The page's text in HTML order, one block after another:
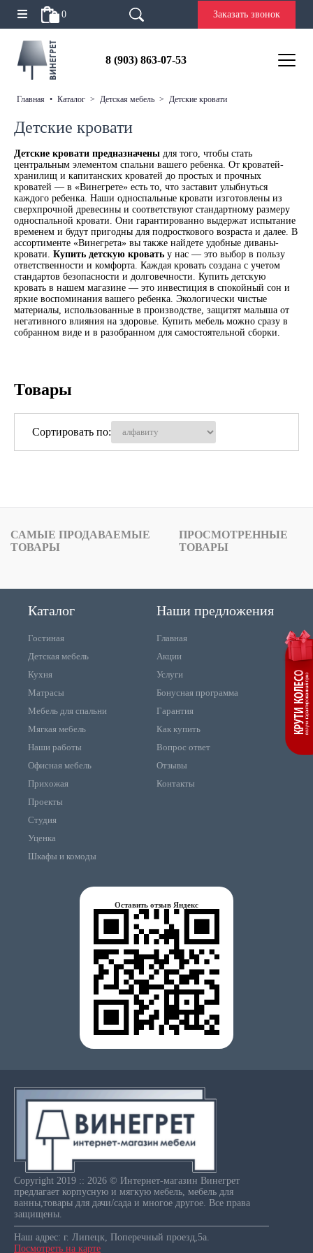
0 Заказать звонок
8 (903) 863-07-53
главная • каталог > детская мебель > детские кровати
Детские кровати
Детские кровати предназначены для того, чтобы стать
центральным элементом спальни вашего ребенка. От кроватей-
хранилищ и капитанских кроватей до простых и прочных
кроватей — в «Винегрете» есть то, что заставит улыбнуться
каждого ребенка. Наши односпальные кровати изготовлены из
сверхпрочной древесины и соответствуют стандартному размеру
односпальной кровати. Они гарантированно выдержат испытание
временем и будут пригодны для подросткового возраста и далее. В
ассортименте «Винегрета» вы также найдете удобные диваны-
кровати. Купить детскую кровать у нас — это выбор в пользу
ответственности и комфорта. Каждая кровать создана с учетом
стандартов безопасности и долговечности. Купить детскую
кровать в нашем магазине — это инвестиция в спокойный сон и
яркие воспоминания вашего ребенка. Экологически чистые
материалы, использованные в производстве, защитят малыша от
негативного влияния на здоровье. Купить мебель можно сразу в
собранном виде и в разобранном для самостоятельной сборки.
Товары
Сортировать по:
САМЫЕ ПРОДАВАЕМЫЕ
ТОВАРЫ
ПРОСМОТРЕННЫЕ
ТОВАРЫ
Каталог
Гостиная
Детская мебель
Кухня
Матрасы
Мебель для спальни
Мягкая мебель
Наши работы
Офисная мебель
Прихожая
Проекты
Студия
Уценка
Шкафы и комоды
Наши предложения
Главная
Акции
Услуги
Бонусная программа
Гарантия
Как купить
Вопрос ответ
Отзывы
Контакты
Оставить отзыв Яндекс
Copyright 2019 :: 2026 © Интернет-магазин Винегрет
предлагает корпусную и мягкую мебель, мебель для
ванны,товары для дачи/сада и многое другое. Все права
защищены.
Наш адрес: г. Липецк, Поперечный проезд,5а.
Посмотреть на карте